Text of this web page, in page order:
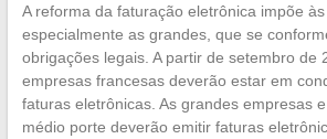
A reforma da faturação eletrônica impõe às
especialmente as grandes, que se
obrigações legais. A partir de setembro de
empresas francesas deverão estar em
faturas eletrônicas. As grandes empresas
médio porte deverão emitir faturas